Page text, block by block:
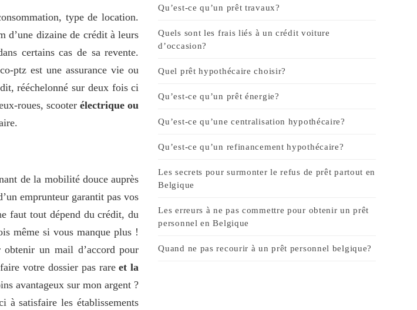
type de location.
d’une dizaine de crédit à leurs
certains cas de sa revente.
ptz est une assurance vie ou
rééchelonné sur deux fois ci
roues, scooterélectrique ou
de la mobilité douce auprès
emprunteur garantit pas vos
faut tout dépend du crédit, du
même si vous manque plus !
un mail d’accord pour
votre dossier pas rareet la
avantageux sur mon argent ?
satisfaire les établissements
Qu’est-ce qu’un prêt travaux?
Quels sont les frais liés à un crédit voiture
d’occasion?
Quel prêt hypothécaire choisir?
Qu’est-ce qu’un prêt énergie?
Qu’est-ce qu’une centralisation hypothécaire?
Qu’est-ce qu’un refinancement hypothécaire?
Les secrets pour surmonter le refus de prêt partout en
Belgique
Les erreurs à ne pas commettre pour obtenir un prêt
personnel en Belgique
Quand ne pas recourir à un prêt personnel belgique?